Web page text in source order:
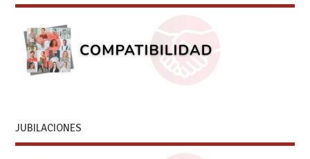
JUBILACIONES